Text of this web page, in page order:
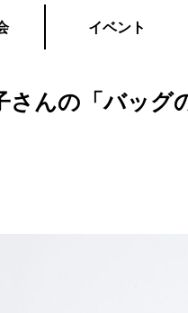
イベント
んの「バッグ